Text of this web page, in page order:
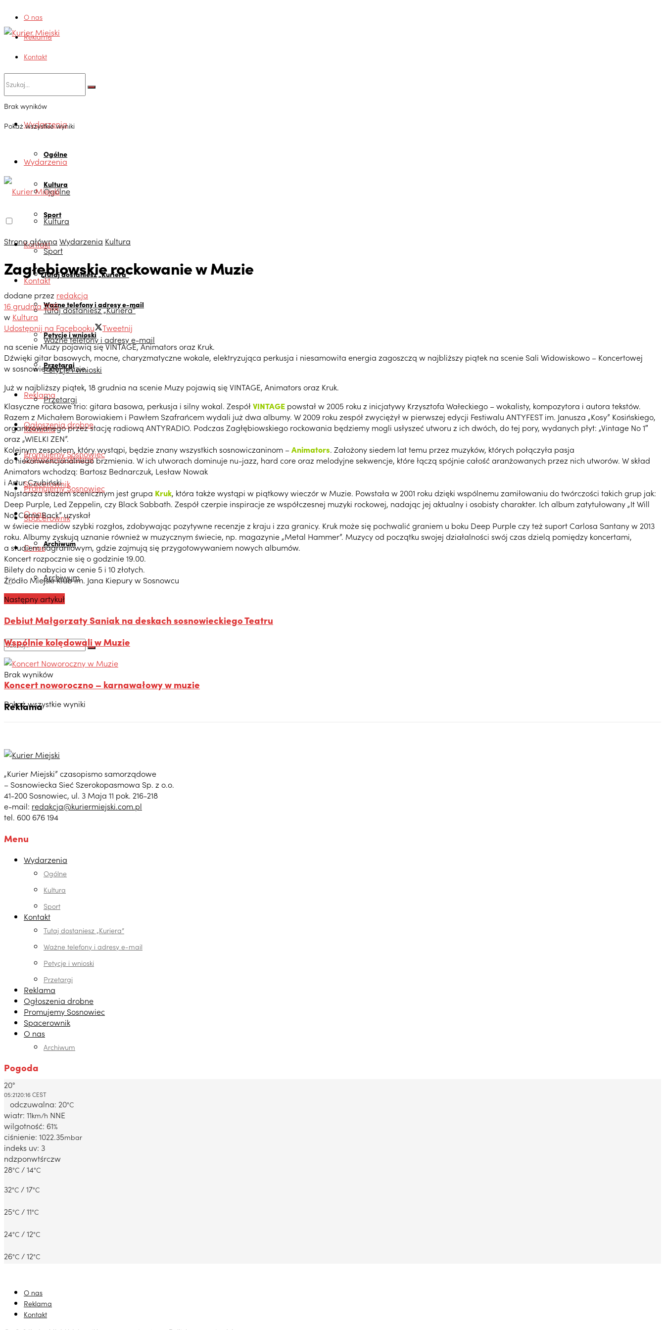
O nas
Reklama
Kontakt
Brak wyników
Pokaż wszystkie wyniki
Wydarzenia
Ogólne
Kultura
Sport
Kontakt
Tutaj dostaniesz „Kuriera”
Ważne telefony i adresy e-mail
Petycje i wnioski
Przetargi
Reklama
Ogłoszenia drobne
Promujemy Sosnowiec
Spacerownik
O nas
Archiwum
Wydarzenia
Ogólne
Kultura
Sport
Kontakt
Tutaj dostaniesz „Kuriera”
Ważne telefony i adresy e-mail
Petycje i wnioski
Przetargi
Reklama
Ogłoszenia drobne
Promujemy Sosnowiec
Spacerownik
O nas
Archiwum
Brak wyników
Pokaż wszystkie wyniki
Strona główna Wydarzenia Kultura
Zagłębiowskie rockowanie w Muzie
dodane przez redakcja
16 grudnia 2015
w Kultura
Udostępnij na Facebooku
Tweetnij
na scenie Muzy pojawią się VINTAGE, Animators oraz Kruk.
Dźwięki gitar basowych, mocne, charyzmatyczne wokale, elektryzująca perkusja i niesamowita energia zagoszczą w najbliższy piątek na scenie Sali Widowiskowo – Koncertowej
w sosnowieckiej Muzie.
Już w najbliższy piątek, 18 grudnia na scenie Muzy pojawią się VINTAGE, Animators oraz Kruk.
Klasyczne rockowe trio: gitara basowa, perkusja i silny wokal. ZespółVINTAGE powstał w 2005 roku z inicjatywy Krzysztofa Wałeckiego – wokalisty, kompozytora i autora tekstów.
Razem z Michałem Borowiakiem i Pawłem Szafrańcem wydali już dwa albumy. W 2009 roku zespół zwyciężył w pierwszej edycji Festiwalu ANTYFEST im. Janusza „Kosy” Kosińskiego,
organizowanego przez stację radiową ANTYRADIO. Podczas Zagłębiowskiego rockowania będziemy mogli usłyszeć utworu z ich dwóch, do tej pory, wydanych płyt: „Vintage No 1″
oraz „WIELKI ZEN”.
Kolejnym zespołem, który wystąpi, będzie znany wszystkich sosnowiczaninom –Animators. Założony siedem lat temu przez muzyków, których połączyła pasja
do niekonwencjonalnego brzmienia. W ich utworach dominuje nu-jazz, hard core oraz melodyjne sekwencje, które łączą spójnie całość aranżowanych przez nich utworów. W skład
Animators wchodzą: Bartosz Bednarczuk, Lesław Nowak
i Artur Czubiński.
Najstarsza stażem scenicznym jest grupa Kruk, która także wystąpi w piątkowy wieczór w Muzie. Powstała w 2001 roku dzięki wspólnemu zamiłowaniu do twórczości takich grup jak:
Deep Purple, Led Zeppelin, czy Black Sabbath. Zespół czerpie inspiracje ze współczesnej muzyki rockowej, nadając jej aktualny i osobisty charakter. Ich album zatytułowany „It Will
Not Come Back” uzyskał
w świecie mediów szybki rozgłos, zdobywając pozytywne recenzje z kraju i zza granicy. Kruk może się pochwalić graniem u boku Deep Purple czy też suport Carlosa Santany w 2013
roku. Albumy zyskują uznanie również w muzycznym świecie, np. magazynie „Metal Hammer”. Muzycy od początku swojej działalności swój czas dzielą pomiędzy koncertami,
a studiem nagraniowym, gdzie zajmują się przygotowywaniem nowych albumów.
Koncert rozpocznie się o godzinie 19.00.
Bilety do nabycia w cenie 5 i 10 złotych.
Źródło Miejski Klub im. Jana Kiepury w Sosnowcu
Następny artykuł
Debiut Małgorzaty Saniak na deskach sosnowieckiego Teatru
Wspólnie kolędowali w Muzie
Koncert noworoczno – karnawałowy w muzie
Reklama
„Kurier Miejski” czasopismo samorządowe
– Sosnowiecka Sieć Szerokopasmowa Sp. z o.o.
41-200 Sosnowiec, ul. 3 Maja 11 pok. 216-218
e-mail: redakcja@kuriermiejski.com.pl
tel. 600 676 194
Menu
Wydarzenia
Ogólne
Kultura
Sport
Kontakt
Tutaj dostaniesz „Kuriera”
Ważne telefony i adresy e-mail
Petycje i wnioski
Przetargi
Reklama
Ogłoszenia drobne
Promujemy Sosnowiec
Spacerownik
O nas
Archiwum
Pogoda
Dabrowa Gornicza, PL
20°
05:2120:16 CEST
odczuwalna: 20°C
wiatr: 11km/h NNE
wilgotność: 61%
ciśnienie: 1022.35mbar
indeks uv: 3
ndzponwtśrczw
28°C / 14°C
32°C / 17°C
25°C / 11°C
24°C / 12°C
26°C / 12°C
O nas
Reklama
Kontakt